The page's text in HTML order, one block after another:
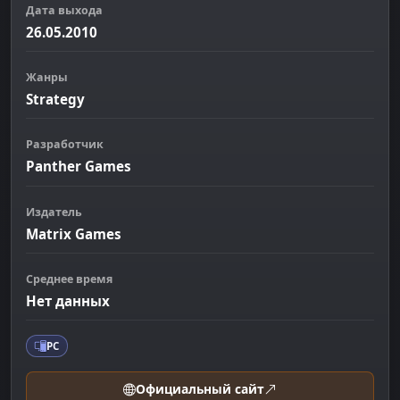
Дата выхода
26.05.2010
Жанры
Strategy
Разработчик
Panther Games
Издатель
Matrix Games
Среднее время
Нет данных
PC
Официальный сайт